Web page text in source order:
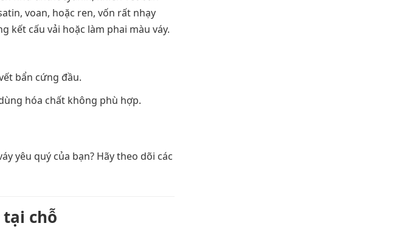
voan, hoặc ren, vốn rất nhạy
kết cấu vải hoặc làm phai màu váy.
bẩn cứng đầu.
hóa chất không phù hợp.
yêu quý của bạn? Hãy theo dõi các
chỗ